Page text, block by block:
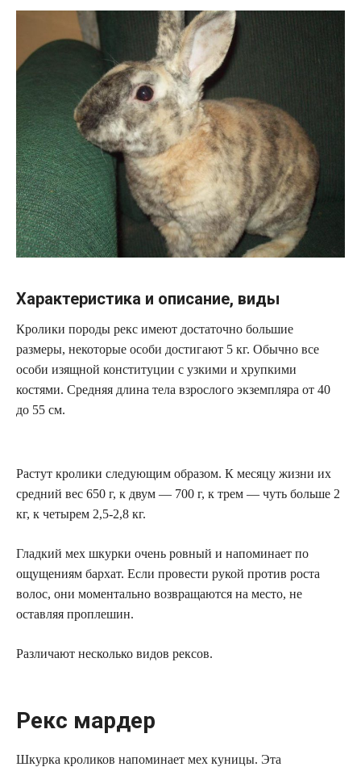
Характеристика и описание, виды
Кролики породы рекс имеют достаточно большие
размеры, некоторые особи достигают 5 кг. Обычно все
особи изящной конституции с узкими и хрупкими
костями. Средняя длина тела взрослого экземпляра от 40
до 55 см.
Растут кролики следующим образом. К месяцу жизни их
средний вес 650 г, к двум — 700 г, к трем — чуть больше 2
кг, к четырем 2,5-2,8 кг.
Гладкий мех шкурки очень ровный и напоминает по
ощущениям бархат. Если провести рукой против роста
волос, они моментально возвращаются на место, не
оставляя проплешин.
Различают несколько видов рексов.
Рекс мардер
Шкурка кроликов напоминает мех куницы. Эта